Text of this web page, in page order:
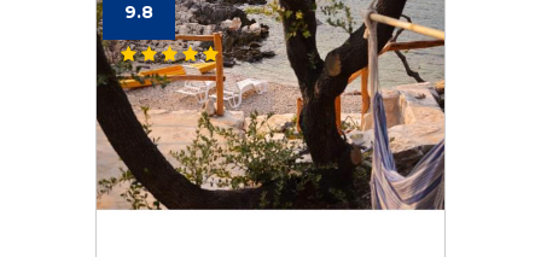
9.8